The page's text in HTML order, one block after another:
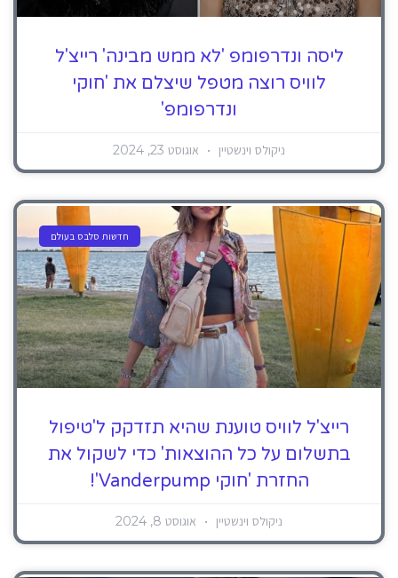
ליסה ונדרפומפ 'לא ממש מבינה' רייצ'ל
לוויס רוצה מטפל שיצלם את 'חוקי
ונדרפומפ'
ניקולס וינשטיין אוגוסט 23, 2024
חדשות סלבס בעולם
רייצ'ל לוויס טוענת שהיא תזדקק ל'טיפול
בתשלום על כל ההוצאות' כדי לשקול את
החזרת 'חוקי Vanderpump'!
ניקולס וינשטיין אוגוסט 8, 2024